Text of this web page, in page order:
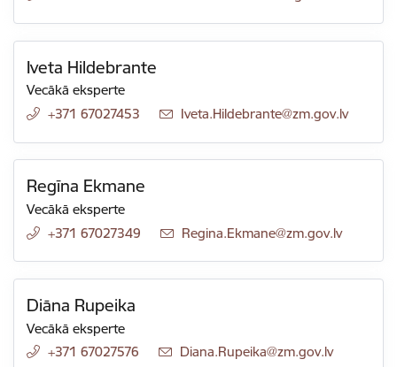
Iveta Hildebrante
Vecākā eksperte
+371 67027453
E-pasts:
Iveta.Hildebrante@zm.gov.lv
Regīna Ekmane
Vecākā eksperte
+371 67027349
E-pasts:
Regina.Ekmane@zm.gov.lv
Diāna Rupeika
Vecākā eksperte
+371 67027576
E-pasts:
Diana.Rupeika@zm.gov.lv